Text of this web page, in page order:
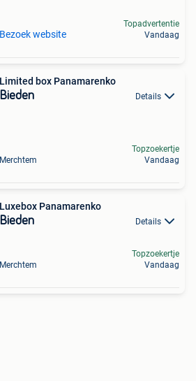
Bezoek website
Topadvertentie
Vandaag
Limited box Panamarenko
Bieden Details
Merchtem
Topzoekertje
Vandaag
Luxebox Panamarenko
Bieden Details
Merchtem
Topzoekertje
Vandaag